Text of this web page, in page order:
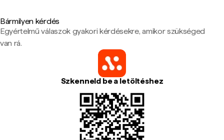
Bármilyen kérdés
Egyértelmű válaszok gyakori kérdésekre, amikor szükséged
van rá.
Szkenneld be a letöltéshez